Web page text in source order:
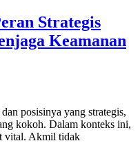
Strategis
Keamanan
posisinya yang strategis,
kokoh. Dalam konteks ini,
vital. Akmil tidak